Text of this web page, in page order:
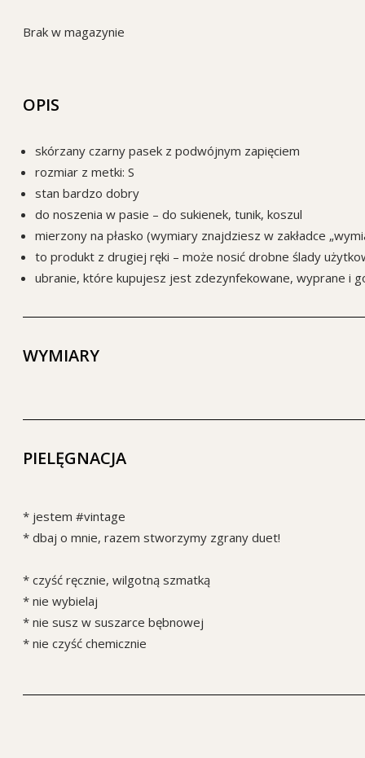
Brak w magazynie
OPIS
skórzany czarny pasek z podwójnym zapięciem
rozmiar z metki: S
stan bardzo dobry
do noszenia w pasie – do sukienek, tunik, koszul
mierzony na płasko (wymiary znajdziesz w zakładce
to produkt z drugiej ręki – może nosić drobne ślady
ubranie, które kupujesz jest zdezynfekowane, wyprane i
WYMIARY
PIELĘGNACJA
* jestem #vintage
* dbaj o mnie, razem stworzymy zgrany duet!
* czyść ręcznie, wilgotną szmatką
* nie wybielaj
* nie susz w suszarce bębnowej
* nie czyść chemicznie